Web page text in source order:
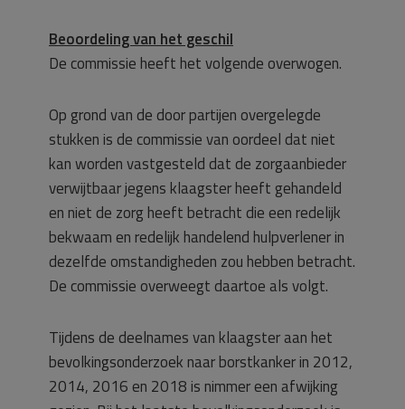
Beoordeling van het geschil
De commissie heeft het volgende overwogen.
Op grond van de door partijen overgelegde
stukken is de commissie van oordeel dat niet
kan worden vastgesteld dat de zorgaanbieder
verwijtbaar jegens klaagster heeft gehandeld
en niet de zorg heeft betracht die een redelijk
bekwaam en redelijk handelend hulpverlener in
dezelfde omstandigheden zou hebben betracht.
De commissie overweegt daartoe als volgt.
Tijdens de deelnames van klaagster aan het
bevolkingsonderzoek naar borstkanker in 2012,
2014, 2016 en 2018 is nimmer een afwijking